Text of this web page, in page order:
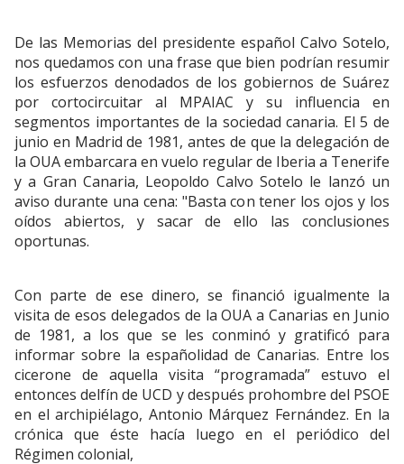
De las Memorias del presidente español Calvo Sotelo,
nos quedamos con una frase que bien podrían resumir
los esfuerzos denodados de los gobiernos de Suárez
por cortocircuitar al MPAIAC y su influencia en
segmentos importantes de la sociedad canaria. El 5 de
junio en Madrid de 1981, antes de que la delegación de
la OUA embarcara en vuelo regular de Iberia a Tenerife
y a Gran Canaria, Leopoldo Calvo Sotelo le lanzó un
aviso durante una cena: "Basta con tener los ojos y los
oídos abiertos, y sacar de ello las conclusiones
oportunas.
Con parte de ese dinero, se financió igualmente la
visita de esos delegados de la OUA a Canarias en Junio
de 1981, a los que se les conminó y gratificó para
informar sobre la españolidad de Canarias. Entre los
cicerone de aquella visita “programada” estuvo el
entonces delfín de UCD y después prohombre del PSOE
en el archipiélago, Antonio Márquez Fernández. En la
crónica que éste hacía luego en el periódico del
Régimen colonial,